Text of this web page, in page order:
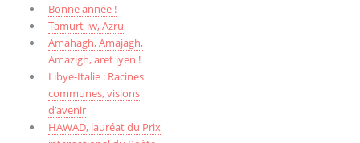
Bonne année !
Tamurt-iw, Aẓru
Amahagh, Amajagh,
Amazigh, aret iyen !
Libye-Italie : Racines
communes, visions
d’avenir
HAWAD, lauréat du Prix